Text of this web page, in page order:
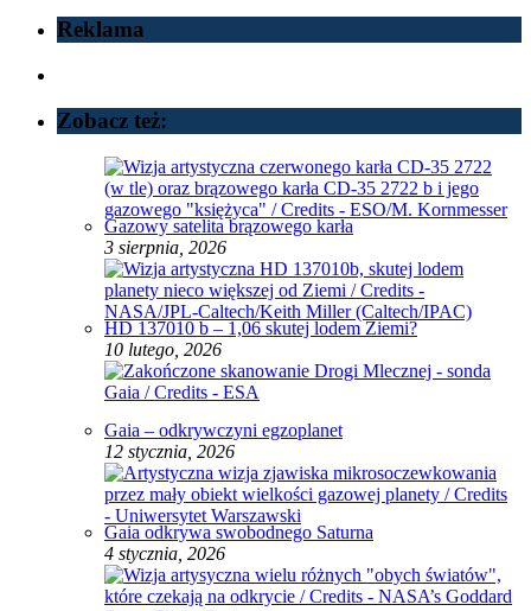
Reklama
Zobacz też:
Gazowy satelita brązowego karła
3 sierpnia, 2026
HD 137010 b – 1,06 skutej lodem Ziemi?
10 lutego, 2026
Gaia – odkrywczyni egzoplanet
12 stycznia, 2026
Gaia odkrywa swobodnego Saturna
4 stycznia, 2026